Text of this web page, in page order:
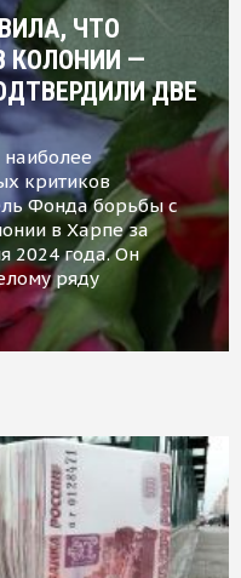
ЧТО
КОЛОНИИ —
ДВЕ
критиков
Фонда борьбы с
в Харпе за
2024 года. Он
ряду